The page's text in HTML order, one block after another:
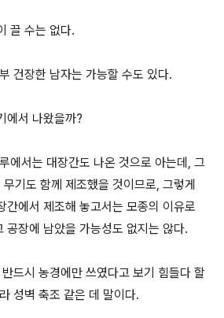
끌 수는 없다.
건장한 남자는 가능할 수도 있다.
에서 나왔을까?
에서는 대장간도 나온 것으로 아는데, 그
기도 함께 제조했을 것이므로, 그렇게
간에서 제조해 놓고서는 모종의 이유로
공장에 남았을 가능성도 없지는 않다.
드시 농경에만 쓰였다고 보기 힘들다 할
성벽 축조 같은 데 말이다.